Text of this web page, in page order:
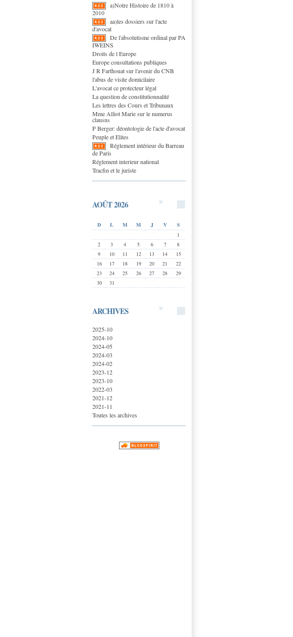
a)Notre Histoire de 1810 à
2010
aa)les dossiers sur l'acte
d'avocat
De l'absolutisme ordinal par PA
IWEINS
Droits de l Europe
Europe consultations publiques
J R Farthouat sur l'avenir du CNB
l'abus de visite domicilaire
L'avocat ce protecteur légal
La question de constitutionnalité
Les lettres des Cours et Tribunaux
Mme Alliot Marie sur le numerus
clausus
P Berger: déontologie de l'acte d'avocat
Peuple et Elites
Réglement intérieur du Barreau
de Paris
Réglement interieur national
Tracfin et le juriste
AOÛT 2026
D L M M J V
S
1
2
3 4 5 6 7
8
9
10 11 12 13 14
15
16
17 18 19 20 21
22
23
24 25 26 27 28
29
30
31
ARCHIVES
2025-10
2024-10
2024-05
2024-03
2024-02
2023-12
2023-10
2022-03
2021-12
2021-11
Toutes les archives